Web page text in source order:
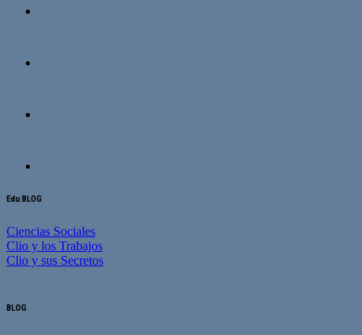
Edu BLOG
Ciencias Sociales
Clio y los Trabajos
Clio y sus Secretos
BLOG